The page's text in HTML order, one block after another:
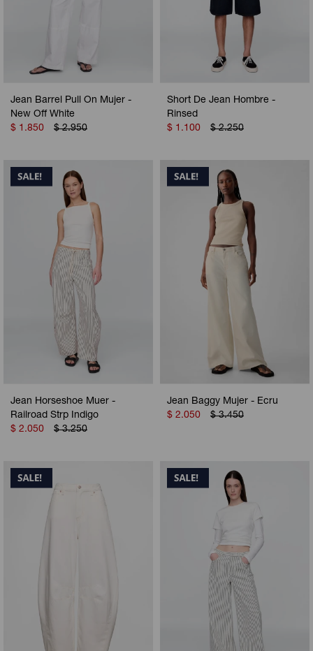
Jean Barrel Pull On Mujer -
New Off White
$ 1.850 $ 2.950
Short De Jean Hombre -
Rinsed
$ 1.100 $ 2.250
Jean Horseshoe Muer -
Railroad Strp Indigo
$ 2.050 $ 3.250
Jean Baggy Mujer - Ecru
$ 2.050 $ 3.450